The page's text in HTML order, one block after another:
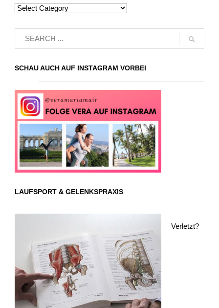
SCHAU AUCH AUF INSTAGRAM VORBEI
LAUFSPORT & GELENKSPRAXIS
Verletzt?